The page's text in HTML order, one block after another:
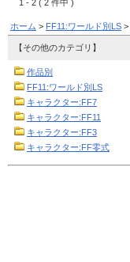
1 - 2 ( 2 件中 )
ホーム > FF11:ワールド別LS >
【その他のカテゴリ】
作品別
FF11:ワールド別LS
キャラクター:FF7
キャラクター:FF11
キャラクター:FF3
キャラクター:FF零式